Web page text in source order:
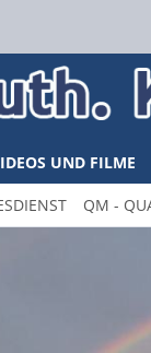
UND FILME
QM -